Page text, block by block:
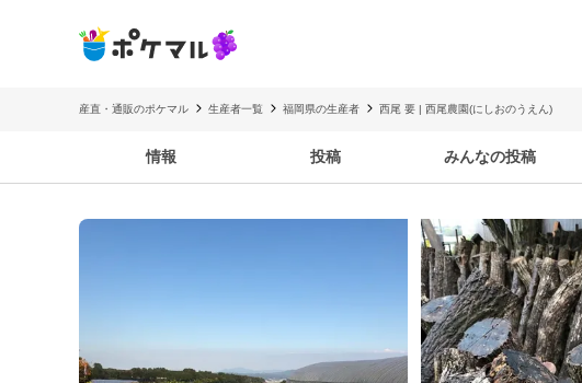
産直・通販のポケマル 生産者一覧 福岡県の生産者 西尾 要 | 西尾農園(にしおのうえん)
情報 投稿 みんなの投稿